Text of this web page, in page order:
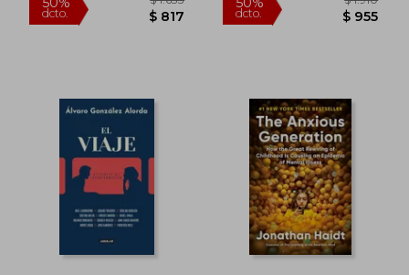
50%
dcto.
50%
dcto.